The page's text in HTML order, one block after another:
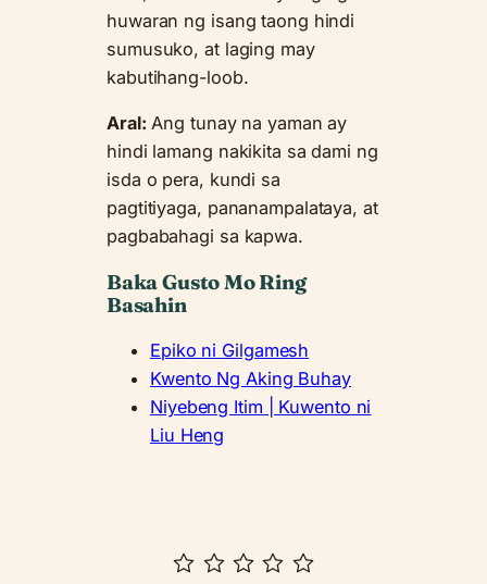
huwaran ng isang taong hindi
sumusuko, at laging may
kabutihang-loob.
Aral: Ang tunay na yaman ay
hindi lamang nakikita sa dami ng
isda o pera, kundi sa
pagtitiyaga, pananampalataya, at
pagbabahagi sa kapwa.
Baka Gusto Mo Ring
Basahin
Epiko ni Gilgamesh
Kwento Ng Aking Buhay
Niyebeng Itim | Kuwento ni
Liu Heng